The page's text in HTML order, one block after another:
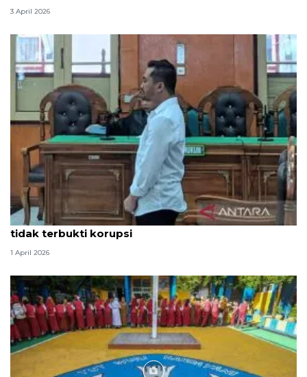
3 April 2026
Hakim PN Medan vonis bebas Amsal Sitepu karena
tidak terbukti korupsi
1 April 2026